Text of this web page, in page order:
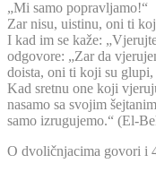
„Mi samo popravljamo!“
Zar nisu, uistinu, oni ti
I kad im se kaže:
odgovore: „Zar da
doista, oni ti koji su glupi,
Kad sretnu one koji
nasamo sa svojim
samo izrugujemo.“ (El-
O dvoličnjacima govori i